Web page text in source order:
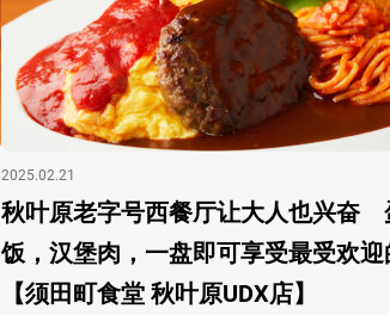
2025.02.21
秋叶原老字号西餐厅让大人也兴奋
饭，汉堡肉，一盘即可享受最受欢
【须田町食堂 秋叶原UDX店】